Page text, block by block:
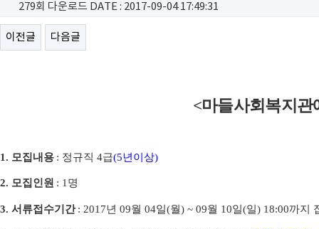
279회 다운로드 DATE : 2017-09-04 17:49:31
이전글 다음글
<마들사회복지관
1. 모집내용 : 정규직 4급(5년이상)
2. 모집인원 : 1명
3. 서류접수기간 : 2017년 09월 04일(월) ~ 09월 10일(일) 18:00까지